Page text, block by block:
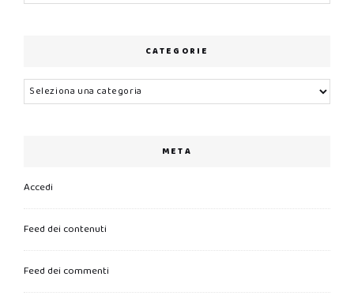
CATEGORIE
Categorie
META
Accedi
Feed dei contenuti
Feed dei commenti